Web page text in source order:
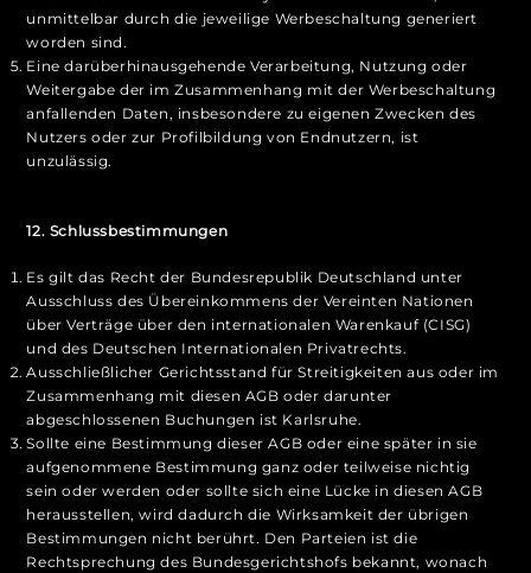
unmittelbar durch die jeweilige Werbeschaltung generiert
worden sind.
Eine darüberhinausgehende Verarbeitung, Nutzung oder
Weitergabe der im Zusammenhang mit der Werbeschaltung
anfallenden Daten, insbesondere zu eigenen Zwecken des
Nutzers oder zur Profilbildung von Endnutzern, ist
unzulässig.
12. Schlussbestimmungen
Es gilt das Recht der Bundesrepublik Deutschland unter
Ausschluss des Übereinkommens der Vereinten Nationen
über Verträge über den internationalen Warenkauf (CISG)
und des Deutschen Internationalen Privatrechts.
Ausschließlicher Gerichtsstand für Streitigkeiten aus oder im
Zusammenhang mit diesen AGB oder darunter
abgeschlossenen Buchungen ist Karlsruhe.
Sollte eine Bestimmung dieser AGB oder eine später in sie
aufgenommene Bestimmung ganz oder teilweise nichtig
sein oder werden oder sollte sich eine Lücke in diesen AGB
herausstellen, wird dadurch die Wirksamkeit der übrigen
Bestimmungen nicht berührt. Den Parteien ist die
Rechtsprechung des Bundesgerichtshofs bekannt, wonach